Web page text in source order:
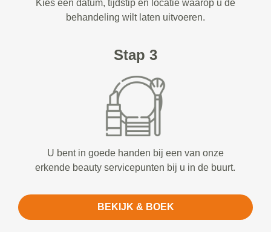
Kies een datum, tijdstip en locatie waarop u de
behandeling wilt laten uitvoeren.
Stap 3
U bent in goede handen bij een van onze
erkende beauty servicepunten bij u in de buurt.
BEKIJK & BOEK